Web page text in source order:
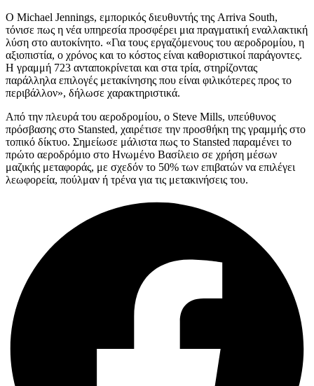
Ο Michael Jennings, εμπορικός διευθυντής της Arriva South,
τόνισε πως η νέα υπηρεσία προσφέρει μια πραγματική εναλλακτική
λύση στο αυτοκίνητο. «Για τους εργαζόμενους του αεροδρομίου, η
αξιοπιστία, ο χρόνος και το κόστος είναι καθοριστικοί παράγοντες.
Η γραμμή 723 ανταποκρίνεται και στα τρία, στηρίζοντας
παράλληλα επιλογές μετακίνησης που είναι φιλικότερες προς το
περιβάλλον», δήλωσε χαρακτηριστικά.
Από την πλευρά του αεροδρομίου, ο Steve Mills, υπεύθυνος
πρόσβασης στο Stansted, χαιρέτισε την προσθήκη της γραμμής στο
τοπικό δίκτυο. Σημείωσε μάλιστα πως το Stansted παραμένει το
πρώτο αεροδρόμιο στο Ηνωμένο Βασίλειο σε χρήση μέσων
μαζικής μεταφοράς, με σχεδόν το 50% των επιβατών να επιλέγει
λεωφορεία, πούλμαν ή τρένα για τις μετακινήσεις του.